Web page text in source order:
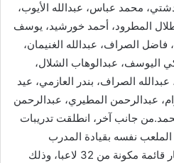
محمد عباس، عبدالله الأيوب،
المطرود، أحمد خورشيد، يوسف
الصراف، عبدالله الغنيمان،
اليوسف، عبدالوهاب الشلال،
الصراف، بندر العازمي، عيد
عبدالرحمن المطيري، عبدالرحمن
جانب آخر، انطلقت تدريبات
نفسه بقيادة المدرب
الكرواتي فيردو ميلين الذي اختار قائمة مكونة من 32 لاعبا، وذلك